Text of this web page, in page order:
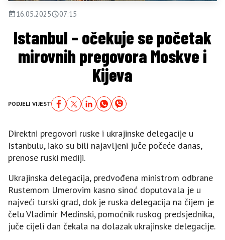
16.05.2025 07:15
Istanbul – očekuje se početak
mirovnih pregovora Moskve i
Kijeva
PODJELI VIJEST
Direktni pregovori ruske i ukrajinske delegacije u
Istanbulu, iako su bili najavljeni juče počeće danas,
prenose ruski mediji.
Ukrajinska delegacija, predvođena ministrom odbrane
Rustemom Umerovim kasno sinoć doputovala je u
najveći turski grad, dok je ruska delegacija na čijem je
čelu Vladimir Medinski, pomoćnik ruskog predsjednika,
juče cijeli dan čekala na dolazak ukrajinske delegacije.